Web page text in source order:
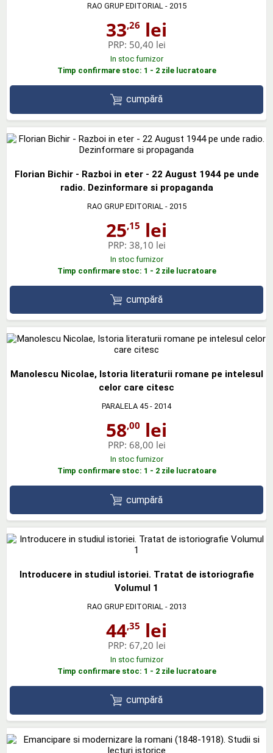
RAO GRUP EDITORIAL - 2015
33,26 lei
PRP: 50,40 lei
In stoc furnizor
Timp confirmare stoc: 1 - 2 zile lucratoare
cumpără
Florian Bichir - Razboi in eter - 22 August 1944 pe unde
radio. Dezinformare si propaganda
RAO GRUP EDITORIAL - 2015
25,15 lei
PRP: 38,10 lei
In stoc furnizor
Timp confirmare stoc: 1 - 2 zile lucratoare
cumpără
Manolescu Nicolae, Istoria literaturii romane pe intelesul
celor care citesc
PARALELA 45 - 2014
58,00 lei
PRP: 68,00 lei
In stoc furnizor
Timp confirmare stoc: 1 - 2 zile lucratoare
cumpără
Introducere in studiul istoriei. Tratat de istoriografie
Volumul 1
RAO GRUP EDITORIAL- 2013
44,35 lei
PRP: 67,20 lei
In stoc furnizor
Timp confirmare stoc: 1 - 2 zile lucratoare
cumpără